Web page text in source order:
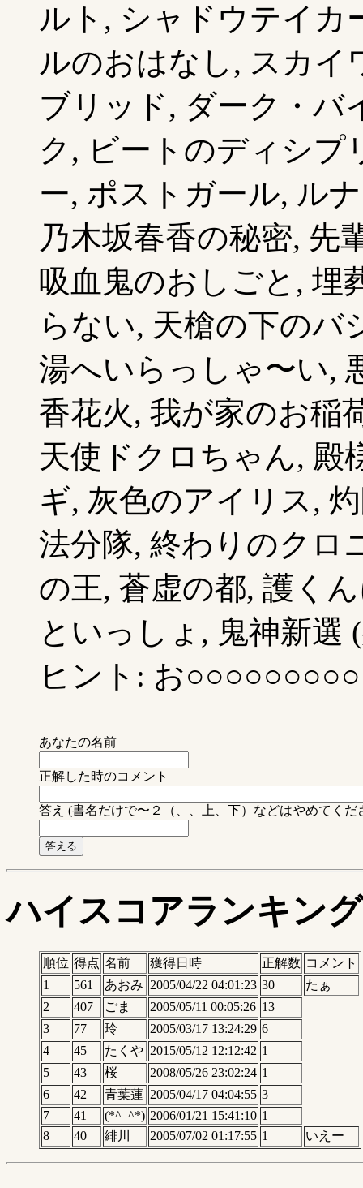
ルト, シャドウテイカ
ルのおはなし, スカイ
ブリッド, ダーク・バ
ク, ビートのディシプ
ー, ポストガール, ル
乃木坂春香の秘密, 先
吸血鬼のおしごと, 埋
らない, 天槍の下のバ
湯へいらっしゃ〜い,
香花火, 我が家のお稲
天使ドクロちゃん, 殿
ギ, 灰色のアイリス,
法分隊, 終わりのクロ
の王, 蒼虚の都, 護く
といっしょ, 鬼神新選
ヒント: お○○○○○○○○○
あなたの名前
正解した時のコメント
答え (書名だけで〜２（、、上、下）などはやめてくだ
ハイスコアランキング
順位 得点 名前 獲得日時 正解数 コメント
1
561 あおみ 2005/04/22 04:01:23 30
たぁ
2
407 ごま 2005/05/11 00:05:26 13
3
77 玲 2005/03/17 13:24:29 6
4
45 たくや 2015/05/12 12:12:42 1
5
43 桜 2008/05/26 23:02:24 1
6
42 青葉蓮 2005/04/17 04:04:55 3
7
41 (*^_^*) 2006/01/21 15:41:10 1
8
40 緋川 2005/07/02 01:17:55 1 いえー